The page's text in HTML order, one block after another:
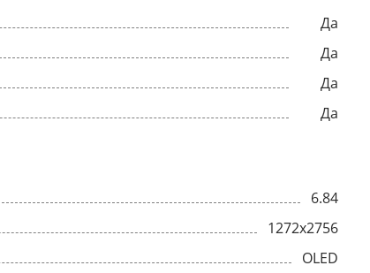
Да
Да
Да
Да
6.84
1272x2756
OLED